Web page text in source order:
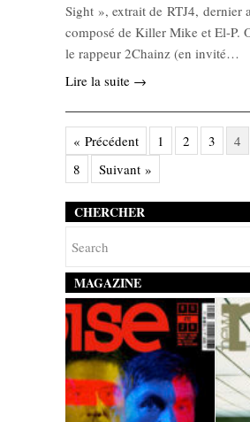
Sight », extrait de RTJ4, dernier
composé de Killer Mike et El-P.
le rappeur 2Chainz (en invité…
Lire la suite →
« Précédent 1 2 3 4
8
Suivant »
CHERCHER
MAGAZINE